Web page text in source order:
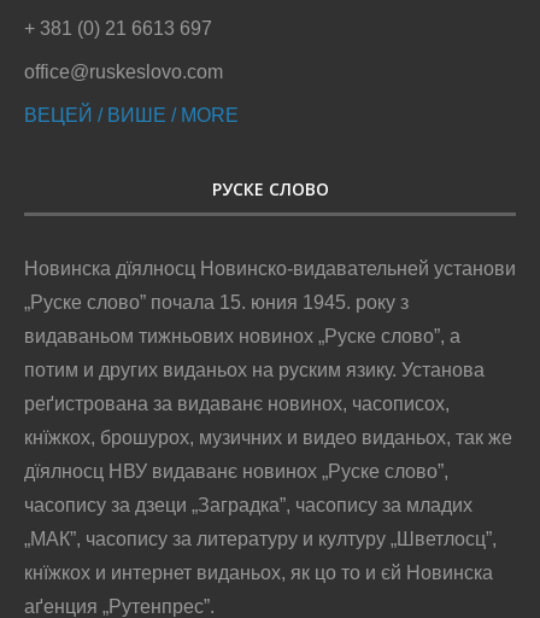
+ 381 (0) 21 6613 697
office@ruskeslovo.com
ВЕЦЕЙ / ВИШЕ / MORE
РУСКЕ СЛОВО
Новинска дїялносц Новинско-видавательней установи
„Руске слово” почала 15. юния 1945. року з
видаваньом тижньових новинох „Руске слово”, а
потим и других виданьох на руским язику. Установа
реґистрована за видаванє новинох, часописох,
кнїжкох, брошурох, музичних и видео виданьох, так же
дїялносц НВУ видаванє новинох „Руске слово”,
часопису за дзеци „Заградка”, часопису за младих
„МАК”, часопису за литературу и културу „Шветлосц”,
кнїжкох и интернет виданьох, як цо то и єй Новинска
аґенция „Рутенпрес”.